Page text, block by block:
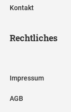
Kontakt
Rechtliches
Impressum
AGB